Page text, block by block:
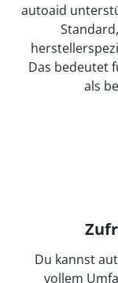
autoaid
Das bedeutet
als
Du kannst
vollem